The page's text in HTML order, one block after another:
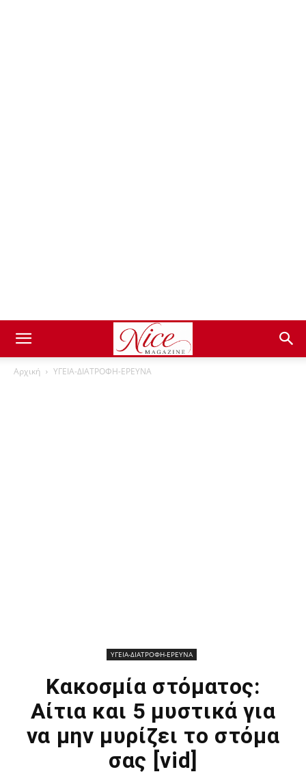
Αρχική ΥΓΕΙΑ-ΔΙΑΤΡΟΦΗ-ΕΡΕΥΝΑ
ΥΓΕΙΑ-ΔΙΑΤΡΟΦΗ-ΕΡΕΥΝΑ
Κακοσμία στόματος:
Αίτια και 5 μυστικά για
να μην μυρίζει το στόμα
σας [vid]